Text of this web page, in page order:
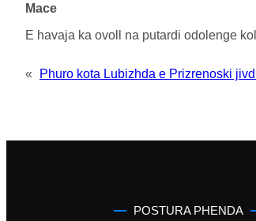
Mace
E havaja ka ovoll na putardi odolenge
« Phuro kota Lubizhda e Prizrenoski
POSTURA PHENDA